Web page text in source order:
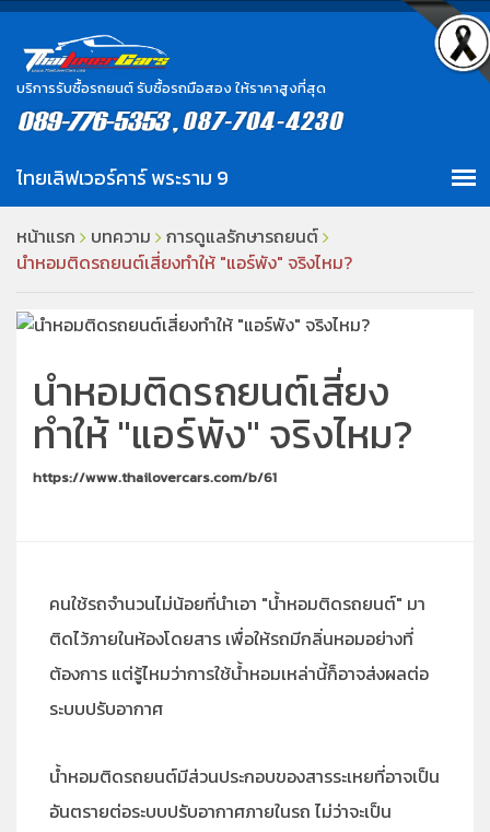
บริการรับซื้อรถยนต์ รับซื้อรถมือสอง ให้ราคาสูงที่สุด
หน้าแรก บทความ
การดูแลรักษารถยนต์
นำหอมติดรถยนต์เสี่ยงทำให้ "แอร์พัง" จริงไหม?
นำหอมติดรถยนต์เสี่ยง
ทำให้ "แอร์พัง" จริงไหม?
https://www.thailovercars.com/b/61
คนใช้รถจำนวนไม่น้อยที่นำเอา "น้ำหอมติดรถยนต์" มา
ติดไว้ภายในห้องโดยสาร เพื่อให้รถมีกลิ่นหอมอย่างที่
ต้องการ แต่รู้ไหมว่าการใช้น้ำหอมเหล่านี้ก็อาจส่งผลต่อ
ระบบปรับอากาศ
น้ำหอมติดรถยนต์มีส่วนประกอบของสารระเหยที่อาจเป็น
อันตรายต่อระบบปรับอากาศภายในรถ ไม่ว่าจะเป็น